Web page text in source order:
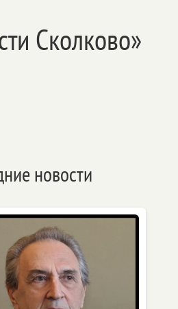
Сколково»
новости